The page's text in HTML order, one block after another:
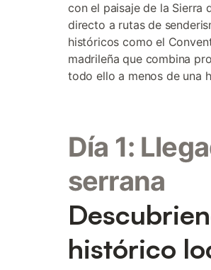
con el paisaje de la Sierra
directo a rutas de
históricos como el
madrileña que combina
todo ello a menos de una
Día 1:
serrana
histórico